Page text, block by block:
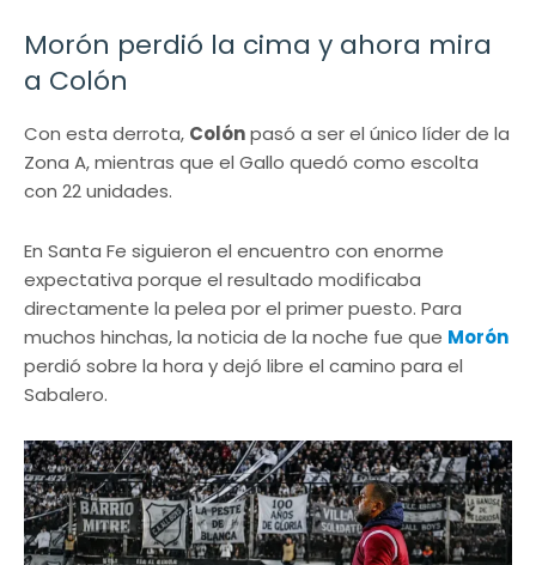
Morón perdió la cima y ahora mira
a Colón
Con esta derrota, Colónpasó a ser el único líder de la
Zona A, mientras que el Gallo quedó como escolta
con 22 unidades.
En Santa Fe siguieron el encuentro con enorme
expectativa porque el resultado modificaba
directamente la pelea por el primer puesto. Para
muchos hinchas, la noticia de la noche fue que Morón
perdió sobre la hora y dejó libre el camino para el
Sabalero.